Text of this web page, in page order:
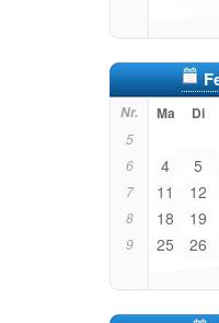
Nr. Ma Di
5
6 4 5
7 11 12
8 18 19
9 25 26